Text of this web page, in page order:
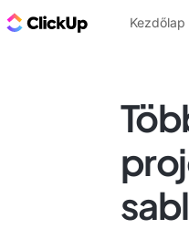
ClickUp blog
Kezdőlap